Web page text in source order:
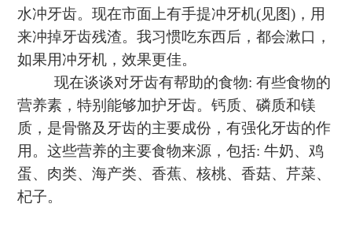
水冲牙齿。现在市面上有手提冲牙机(见图) ，用
来冲掉牙齿残渣。我习惯吃东西后，都会漱口，
如果用冲牙机，效果更佳。
现在谈谈对牙齿有帮助的食物:有些食物的
营养素，特别能够加护牙齿。钙质、磷质和镁
质，是骨骼及牙齿的主要成份，有强化牙齿的作
用。这些营养的主要食物来源，包括:牛奶、鸡
蛋、肉类、海产类、香蕉、核桃、香菇、芹菜、
杞子。